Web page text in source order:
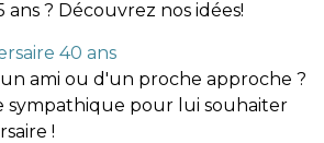
ans ? Découvrez nos idées!
40 ans
ami ou d'un proche approche ?
sympathique pour lui souhaiter
!